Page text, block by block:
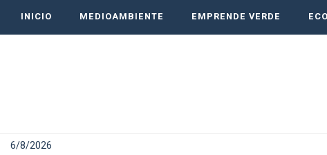
INICIO MEDIOAMBIENTE EMPRENDE VERDE
6/8/2026